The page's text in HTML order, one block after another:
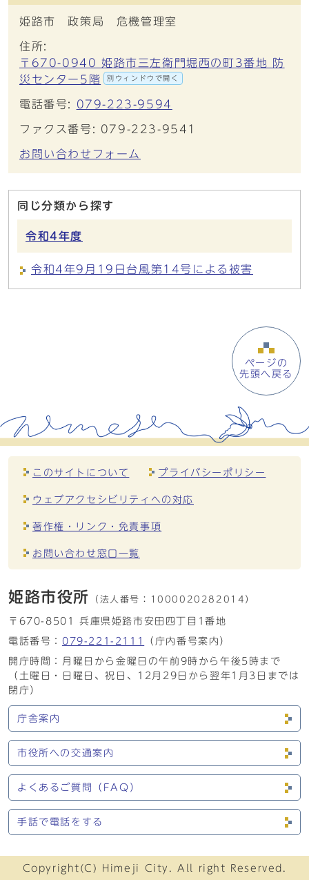
姫路市 政策局 危機管理室
住所:
〒670-0940 姫路市三左衛門堀西の町3番地 防
災センター5階
別ウィンドウで開く
電話番号: 079-223-9594
ファクス番号: 079-223-9541
お問い合わせフォーム
同じ分類から探す
令和4年度
令和4年9月19日台風第14号による被害
ページの
先頭へ戻る
このサイトについて プライバシーポリシー
ウェブアクセシビリティへの対応
著作権・リンク・免責事項
お問い合わせ窓口一覧
姫路市役所 （法人番号： 1000020282014）
〒670-8501 兵庫県姫路市安田四丁目1番地
電話番号： 079-221-2111
（庁内番号案内）
開庁時間：月曜日から金曜日の午前9時から午後5時まで
（土曜日・日曜日、祝日、12月29日から翌年1月3日までは
閉庁）
庁舎案内
市役所への交通案内
よくあるご質問（FAQ）
手話で電話をする
Copyright(C) Himeji City. All right Reserved.